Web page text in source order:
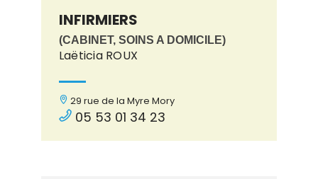
INFIRMIERS
(CABINET, SOINS A DOMICILE)
Laëticia ROUX
29 rue de la Myre Mory
05 53 01 34 23